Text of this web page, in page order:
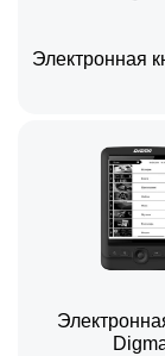
Электронная